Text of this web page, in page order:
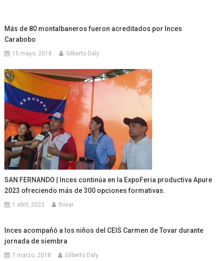
Más de 80 montalbaneros fueron acreditados por Inces
Carabobo
15 mayo, 2018 Gilberto Daly
SAN FERNANDO | Inces continúa en la ExpoFeria productiva Apure
2023 ofreciendo más de 300 opciones formativas.
1 abril, 2023 ltovar
Inces acompañó a los niños del CEIS Carmen de Tovar durante
jornada de siembra
7 marzo, 2018 Gilberto Daly